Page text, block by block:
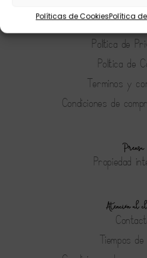
Políticas de CookiesPolítica
Tienda
Aviso
Política de
Política de
Terminos y
Condiciones de
Prensa
Propiedad
Atención al
Tiempos